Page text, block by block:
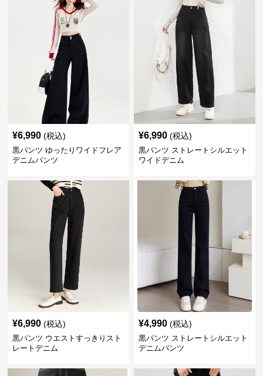
¥6,990 (税込)
黒パンツ ゆったりワイドフレア
デニムパンツ
¥6,990 (税込)
黒パンツ ストレートシルエット
ワイドデニム
¥6,990 (税込)
黒パンツ ウエストすっきりスト
レートデニム
¥4,990 (税込)
黒パンツ ストレートシルエット
デニムパンツ